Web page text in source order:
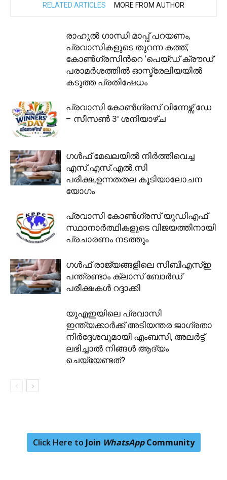
RELATED ARTICLES MORE FROM AUTHOR
രാഹുൽ ഗാന്ധി മാപ്പ് പറയണം,
പ്രവാസികളുടെ തുറന്ന കത്ത്;
കോൺഗ്രസിന്‍റെ ‘പെയ്ഡ് ക്രൗഡ്’
പരാമർശത്തിൽ ഓസ്ട്രേലിയയിൽ
കടുത്ത പ്രതിഷേധം
പ്രവാസി കോൺഗ്രസ് വിന്നേഴ്സ് ഡേ
– സീസൺ 3′ ശനിയാഴ്ച
ഗൾഫ് മേഖലയിൽ നിർത്തിവെച്ച
എസ്.എസ്.എൽ.സി
പരീക്ഷ,ഉന്നതതല കൂടിയാലോചന
യോഗം
പ്രവാസി കോൺഗ്രസ് യുഡിഎഫ്
സ്ഥാനാർത്ഥികളുടെ വിജയത്തിനായി
പ്രചാരണം നടത്തും
ഗള്‍ഫ് രാജ്യങ്ങളിലെ സിബിഎസ്ഇ
പന്ത്രണ്ടാം ക്ലാസ് ബോര്‍ഡ്
പരീക്ഷകള്‍ റദ്ദാക്കി
യുഎഇയിലെ പ്രവാസി
ഇന്ത്യക്കാർക്ക് അടിയന്തര ജാഗ്രതാ
നിർദ്ദേശവുമായി എംബസി, അലർട്ട്
ലഭിച്ചാൽ നിങ്ങൾ ആദ്യം
ചെയ്യേണ്ടത്?
Click Here to Join WhatsAppCommunity